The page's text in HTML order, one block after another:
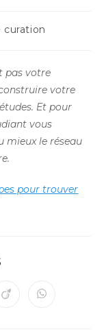
curation
pas votre
votre
Et pour
vous
mieux le réseau
pour trouver
Ouvrir Ouvrir